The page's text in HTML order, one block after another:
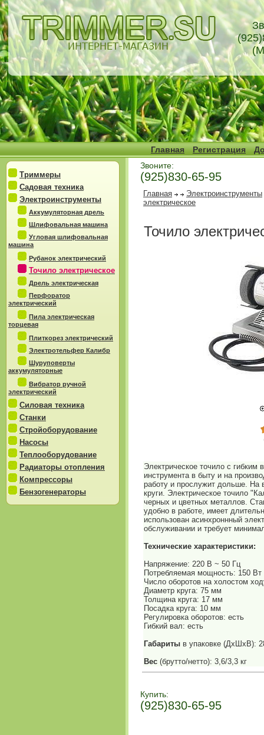
Главная Регистрация
Триммеры
Садовая техника
Электроинструменты
Аккумуляторная дрель
Шлифовальная машина
Угловая шлифовальная
машина
Рубанок электрический
Точило электрическое
Дрель электрическая
Перфоратор
электрический
Пила электрическая
торцевая
Плиткорез электрический
Электротельфер Калибр
Шуруповерты
аккумуляторные
Вибратор ручной
электрический
Силовая техника
Станки
Стройоборудование
Насосы
Теплооборудование
Радиаторы отопления
Компрессоры
Бензогенераторы
Звоните:
(925)830-65-95
Главная
Электроинструменты
электрическое
Точило
Электрическое точило с
инструмента в быту и на
работу и прослужит дольше. На
круги. Электрическое точило
черных и цветных металлов.
удобно в работе, имеет
использован асинхроннный
обслуживании и требует
Технические характеристики:
Напряжение: 220 В ~ 50 Гц
Потребляемая мощность: 150 Вт
Число оборотов на холостом
Диаметр круга: 75 мм
Толщина круга: 17 мм
Посадка круга: 10 мм
Регулировка оборотов: есть
Гибкий вал: есть
Габариты в упаковке (ДхШхВ):
Вес (брутто/нетто): 3,6/3,3 кг
Купить:
(925)830-65-95